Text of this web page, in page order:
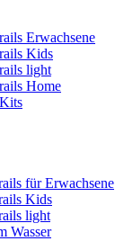
Erwachsene
Kids
light
Home
für Erwachsene
Kids
light
Wasser